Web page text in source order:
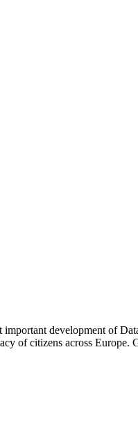
development of
of citizens across